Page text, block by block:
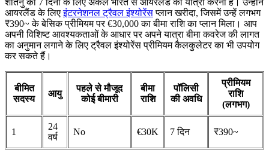
शांतनु को 7 दिनों के लिए अकेले भारत से आयरलैंड की यात्रा करनी है। उन्होंने
आयरलैंड के लिएइंटरनेशनल ट्रैवल इंश्योरेंसप्लान खरीदा, जिसमें उन्हें लगभग
₹390~ के बेसिक प्रीमियम पर €30,000 का बीमा राशि का प्लान मिला। आप
अपनी विशिष्ट आवश्यकताओं के आधार पर अपने यात्रा बीमा कवरेज की लागत
का अनुमान लगाने के लिए ट्रैवल इंश्योरेंस प्रीमियम कैलकुलेटर का भी उपयोग
कर सकते हैं।
बीमित
सदस्य
आयु
पहले से मौजूद
कोई बीमारी
बीमा
राशि
पॉलिसी
की अवधि
प्रीमियम
राशि
(लगभग)
1
24
वर्ष
No €30K 7 दिन ₹390~